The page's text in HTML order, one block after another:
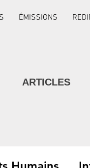
ÉMISSIONS
ARTICLES